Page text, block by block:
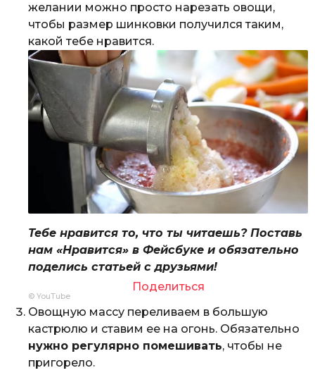
желании можно просто нарезать овощи,
чтобы размер шинковки получился таким,
какой тебе нравится.
Тебе нравится то, что ты читаешь? Поставь
нам «Нравится» в Фейсбуке и обязательно
поделись статьей с друзьями!
Поделиться
© YouTube
Овощную массу переливаем в большую
кастрюлю и ставим ее на огонь. Обязательно
нужно регулярно помешивать, чтобы не
пригорело.